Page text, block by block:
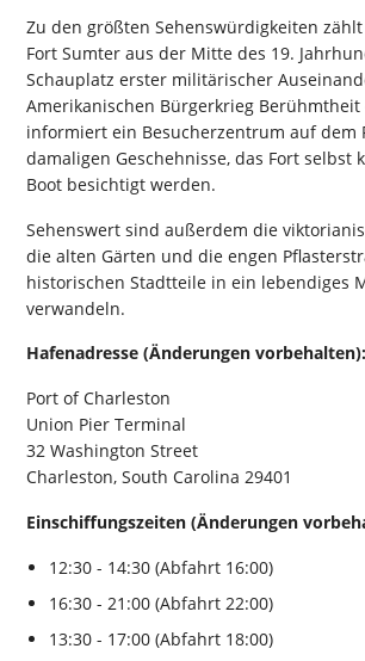
Zu den größten Sehenswürdigkeiten
Fort Sumter aus der Mitte des 19.
Schauplatz erster militärischer
Amerikanischen Bürgerkrieg
informiert ein Besucherzentrum auf dem
damaligen Geschehnisse, das Fort selbst
Boot besichtigt werden.
Sehenswert sind außerdem die
die alten Gärten und die engen
historischen Stadtteile in ein lebendiges
verwandeln.
Hafenadresse (Änderungen vorbehalten):
Port of Charleston
Union Pier Terminal
32 Washington Street
Charleston, South Carolina 29401
Einschiffungszeiten (Änderungen
12:30 - 14:30 (Abfahrt 16:00)
16:30 - 21:00 (Abfahrt 22:00)
13:30 - 17:00 (Abfahrt 18:00)